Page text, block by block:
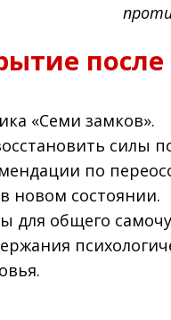
«Семи замков».
силы
по
новом состоянии.
для общего